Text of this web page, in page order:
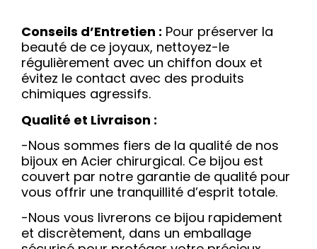
Conseils d’Entretien : Pour préserver la
beauté de ce joyaux, nettoyez-le
régulièrement avec un chiffon doux et
évitez le contact avec des produits
chimiques agressifs.
Qualité et Livraison :
-Nous sommes fiers de la qualité de nos
bijoux en Acier chirurgical. Ce bijou est
couvert par notre garantie de qualité pour
vous offrir une tranquillité d’esprit totale.
-Nous vous livrerons ce bijou rapidement
et discrètement, dans un emballage